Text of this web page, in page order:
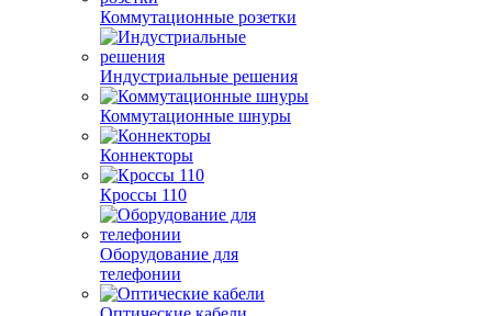
Коммутационные розетки
Индустриальные решения
Коммутационные шнуры
Коннекторы
Кроссы 110
Оборудование для
телефонии